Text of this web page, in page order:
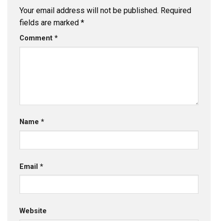
Your email address will not be published. Required
fields are marked *
Comment *
Name *
Email *
Website